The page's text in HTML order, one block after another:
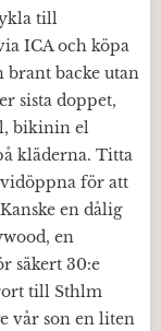
till
ICA och köpa
brant backe utan
sista doppet,
bikinin el
kläderna. Titta
för att
en dålig
en
säkert 30:e
till Sthlm
vår son en liten